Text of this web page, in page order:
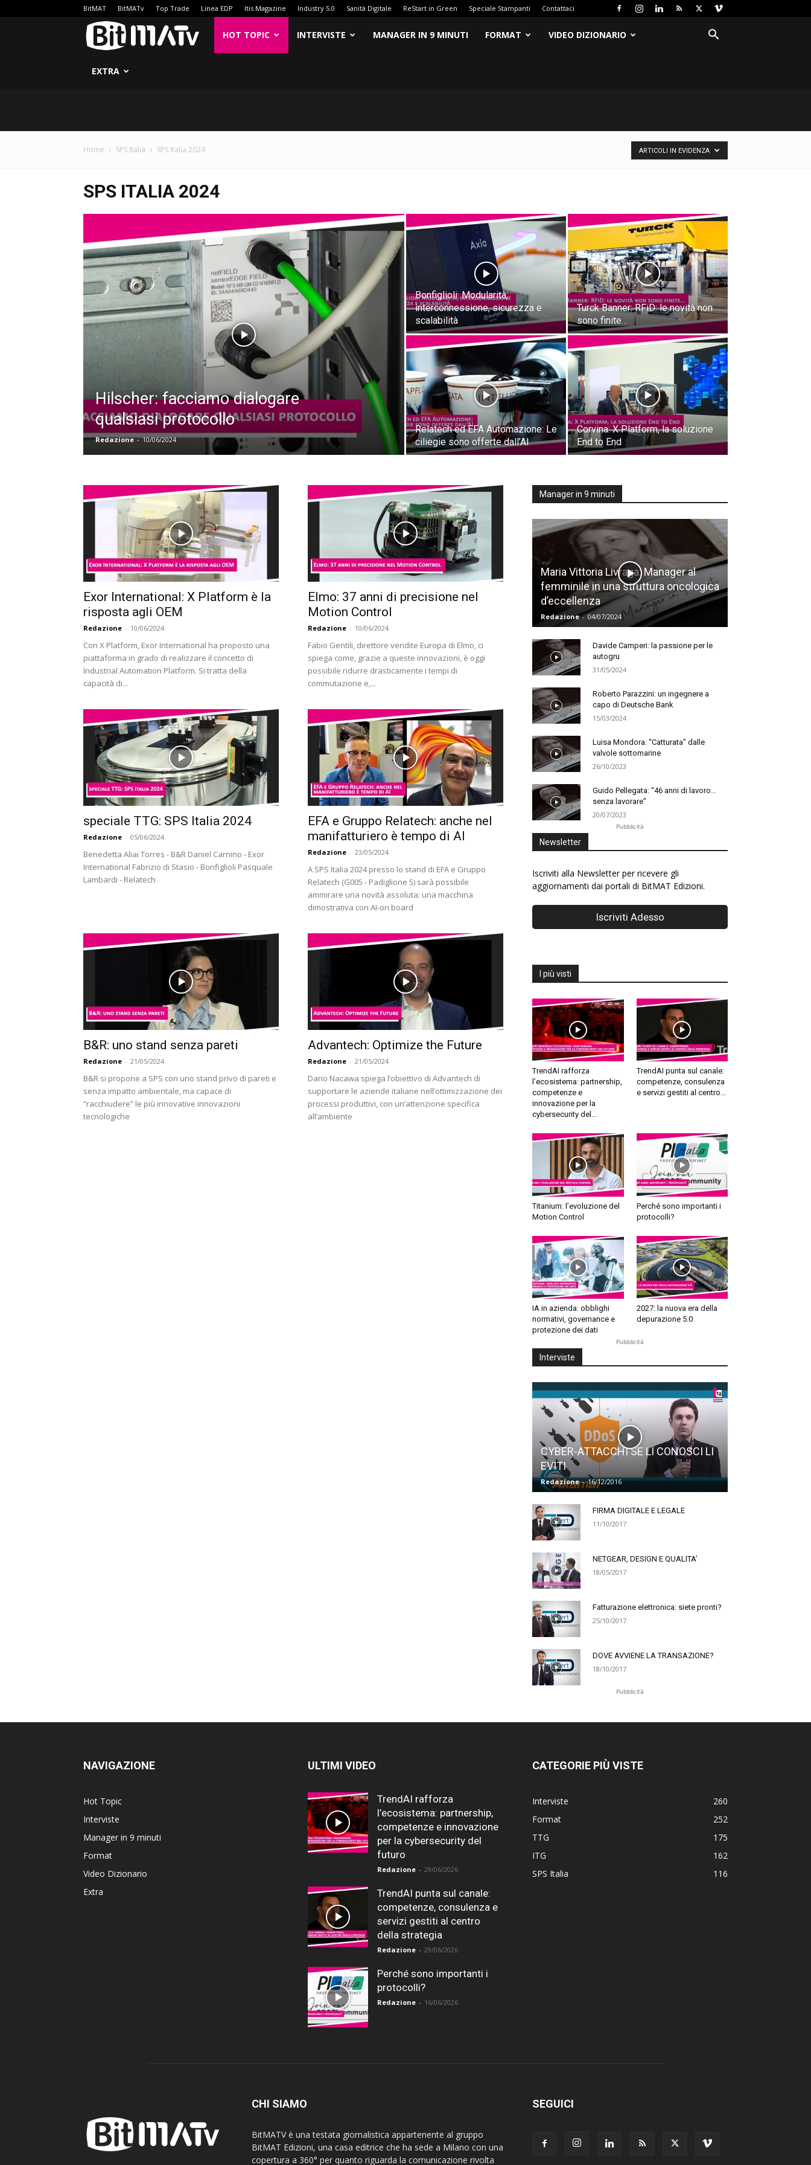
BitMAT BitMATv Top Trade Linea EDP Itis Magazine Industry 5.0 Sanità Digitale ReStart in Green Speciale Stampanti Contattaci
BitMATv
HOT TOPIC INTERVISTE MANAGER IN 9 MINUTI FORMAT VIDEO DIZIONARIO
EXTRA
Home SPS Italia SPS Italia 2024 ARTICOLI IN EVIDENZA
SPS ITALIA 2024
Hilscher: facciamo dialogare
qualsiasi protocollo
Redazione - 10/06/2024
Bonfiglioli: Modularità,
interconnessione, sicurezza e
scalabilità
Turck Banner: RFiD: le novità non
sono finite…
Relatech ed EFA Automazione: Le
ciliegie sono offerte dall’AI
Corvina: X Platform, la soluzione
End to End
Exor International: X Platform è la
risposta agli OEM
Redazione - 10/06/2024
Con X Platform, Exor International ha proposto una
piattaforma in grado di realizzare il concetto di
Industrial Automation Platform. Si tratta della
capacità di...
Elmo: 37 anni di precisione nel
Motion Control
Redazione - 10/06/2024
Fabio Gentili, direttore vendite Europa di Elmo, ci
spiega come, grazie a queste innovazioni, è oggi
possibile ridurre drasticamente i tempi di
commutazione e,...
speciale TTG: SPS Italia 2024
Redazione - 05/06/2024
Benedetta Aliai Torres - B&R Daniel Carnino - Exor
International Fabrizio di Stasio - Bonfiglioli Pasquale
Lambardi - Relatech
EFA e Gruppo Relatech: anche nel
manifatturiero è tempo di AI
Redazione - 23/05/2024
A SPS Italia 2024 presso lo stand di EFA e Gruppo
Relatech (G005 - Padiglione 5) sarà possibile
ammirare una novità assoluta: una macchina
dimostrativa con AI-on board
B&R: uno stand senza pareti
Redazione - 21/05/2024
B&R si propone a SPS con uno stand privo di pareti e
senza impatto ambientale, ma capace di
“racchiudere” le più innovative innovazioni
tecnologiche
Advantech: Optimize the Future
Redazione - 21/05/2024
Dario Nacawa spiega l’obiettivo di Advantech di
supportare le aziende italiane nell’ottimizzazione dei
processi produttivi, con un’attenzione specifica
all’ambiente
Manager in 9 minuti
Maria Vittoria Livraga: Manager al
femminile in una struttura oncologica
d’eccellenza
Redazione - 04/07/2024
Davide Camperi: la passione per le
autogru
31/05/2024
Roberto Parazzini: un ingegnere a
capo di Deutsche Bank
15/03/2024
Luisa Mondora: “Catturata” dalle
valvole sottomarine
26/10/2023
Guido Pellegata: “46 anni di lavoro…
senza lavorare”
20/07/2023
Pubblicità
Newsletter
Iscriviti alla Newsletter per ricevere gli
aggiornamenti dai portali di BitMAT Edizioni.
I più visti
TrendAI rafforza
l’ecosistema: partnership,
competenze e
innovazione per la
cybersecurity del...
TrendAI punta sul canale:
competenze, consulenza
e servizi gestiti al centro...
Titanium: l’evoluzione del
Motion Control
Perché sono importanti i
protocolli?
IA in azienda: obblighi
normativi, governance e
protezione dei dati
2027: la nuova era della
depurazione 5.0
Pubblicità
Interviste
CYBER-ATTACCHI SE LI CONOSCI LI
EVITI
Redazione - 16/12/2016
FIRMA DIGITALE E LEGALE
11/10/2017
NETGEAR, DESIGN E QUALITA’
18/05/2017
Fatturazione elettronica: siete pronti?
25/10/2017
DOVE AVVIENE LA TRANSAZIONE?
18/10/2017
Pubblicità
NAVIGAZIONE
Hot Topic
Interviste
Manager in 9 minuti
Format
Video Dizionario
Extra
ULTIMI VIDEO
TrendAI rafforza
l’ecosistema: partnership,
competenze e innovazione
per la cybersecurity del
futuro
Redazione - 29/06/2026
TrendAI punta sul canale:
competenze, consulenza e
servizi gestiti al centro
della strategia
Redazione - 29/06/2026
Perché sono importanti i
protocolli?
Redazione - 16/06/2026
CATEGORIE PIÙ VISTE
Interviste
260
Format
252
TTG
175
ITG
162
SPS Italia
116
CHI SIAMO
BitMATV è una testata giornalistica appartenente al gruppo
BitMAT Edizioni, una casa editrice che ha sede a Milano con una
copertura a 360° per quanto riguarda la comunicazione rivolta
SEGUICI